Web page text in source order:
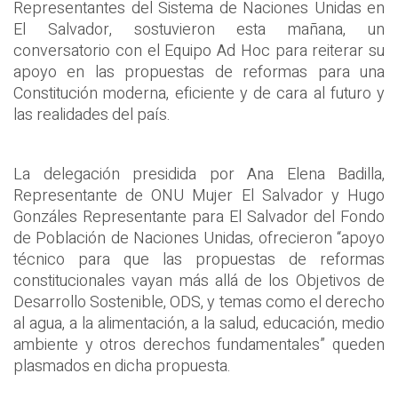
Representantes del Sistema de Naciones Unidas en
El Salvador, sostuvieron esta mañana, un
conversatorio con el Equipo Ad Hoc para reiterar su
apoyo en las propuestas de reformas para una
Constitución moderna, eficiente y de cara al futuro y
las realidades del país.
La delegación presidida por Ana Elena Badilla,
Representante de ONU Mujer El Salvador y Hugo
Gonzáles Representante para El Salvador del Fondo
de Población de Naciones Unidas, ofrecieron “apoyo
técnico para que las propuestas de reformas
constitucionales vayan más allá de los Objetivos de
Desarrollo Sostenible, ODS, y temas como el derecho
al agua, a la alimentación, a la salud, educación, medio
ambiente y otros derechos fundamentales” queden
plasmados en dicha propuesta.